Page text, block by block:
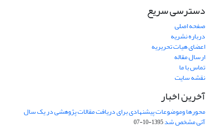
دسترسی سریع
صفحه اصلی
درباره نشریه
اعضای هیات تحریریه
ارسال مقاله
تماس با ما
نقشه سایت
آخرین اخبار
محورها وموضوعات پیشنهادی برای دریافت مقالات پژوهشی در یک سال
آتی مشخص شد1395-10-07